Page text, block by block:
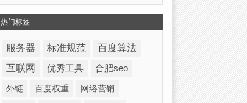
热门标签
服务器 标准规范
百度算法
互联网
优秀工具 合肥seo
外链 百度权重 网络营销